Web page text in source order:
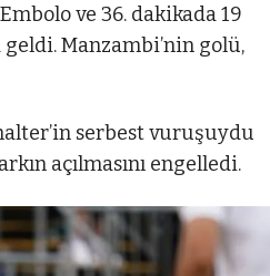
ve 36. dakikada 19
Manzambi’nin golü,
serbest vuruşuydu
açılmasını engelledi.